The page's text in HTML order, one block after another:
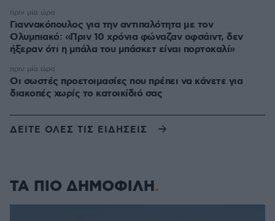
Γιαννακόπουλος για την αντιπαλότητα με τον
Ολυμπιακό: «Πριν 10 χρόνια φώναζαν οφσάιντ, δεν
ήξεραν ότι η μπάλα του μπάσκετ είναι πορτοκαλί»
πριν μία ώρα
Οι σωστές προετοιμασίες που πρέπει να κάνετε για
διακοπές χωρίς το κατοικίδιό σας
πριν μία ώρα
ΔΕΙΤΕ ΟΛΕΣ ΤΙΣ ΕΙΔΗΣΕΙΣ
ΤΑ ΠΙΟ ΔΗΜΟΦΙΛΗ